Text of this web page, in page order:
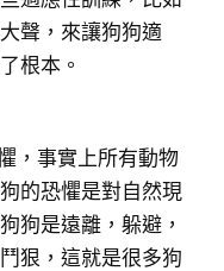
聲，來讓狗狗適
根本。
，事實上所有動物
的恐懼是對自然現
狗是遠離，躲避，
狠，這就是很多狗